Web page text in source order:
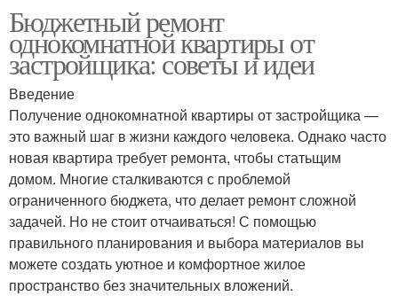
Бюджетный ремонт
однокомнатной квартиры от
застройщика: советы и идеи
Введение
Получение однокомнатной квартиры от застройщика —
это важный шаг в жизни каждого человека. Однако часто
новая квартира требует ремонта, чтобы статьщим
домом. Многие сталкиваются с проблемой
ограниченного бюджета, что делает ремонт сложной
задачей. Но не стоит отчаиваться! С помощью
правильного планирования и выбора материалов вы
можете создать уютное и комфортное жилое
пространство без значительных вложений.